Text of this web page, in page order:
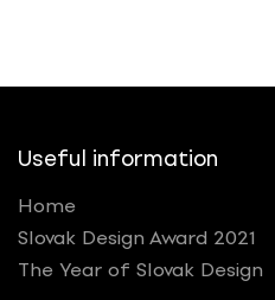
Useful information
Home
Slovak Design Award 2021
The Year of Slovak Design